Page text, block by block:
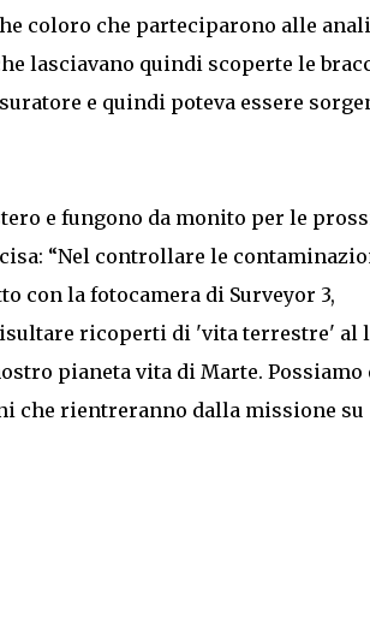
coloro che parteciparono alle
lasciavano quindi scoperte le
e quindi poteva essere
e fungono da monito per le
“Nel controllare le
con la fotocamera di Surveyor 3,
ricoperti di 'vita terrestre' al
pianeta vita di Marte. Possiamo
che rientreranno dalla missione su